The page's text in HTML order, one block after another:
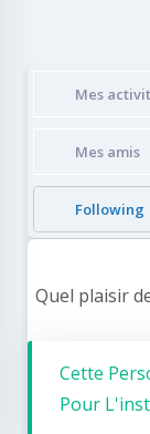
Mes
Mes amis
Following
Quel plaisir
Cette
Pour